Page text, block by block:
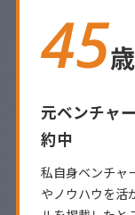
45歳
元ベンチャ
約中
私自身ベンチャ
やノウハウを活